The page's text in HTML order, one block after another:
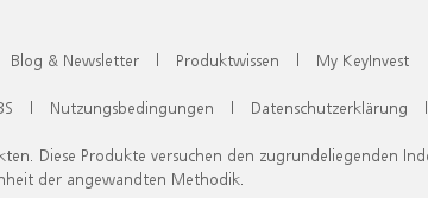
Blog & Newsletter | Produktwissen | My KeyInvest
| Nutzungsbedingungen | Datenschutzerklärung |
Diese Produkte versuchen den zugrundeliegenden
der angewandten Methodik.